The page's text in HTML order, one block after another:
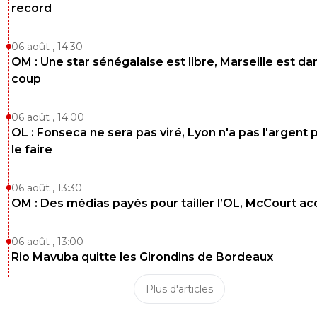
record
06 août , 14:30
OM : Une star sénégalaise est libre, Marseille est
coup
06 août , 14:00
OL : Fonseca ne sera pas viré, Lyon n'a pas l'argent
le faire
06 août , 13:30
OM : Des médias payés pour tailler l’OL, McCourt
06 août , 13:00
Rio Mavuba quitte les Girondins de Bordeaux
Plus d'articles